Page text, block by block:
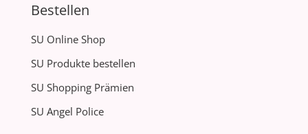
Bestellen
SU Online Shop
SU Produkte bestellen
SU Shopping Prämien
SU Angel Police